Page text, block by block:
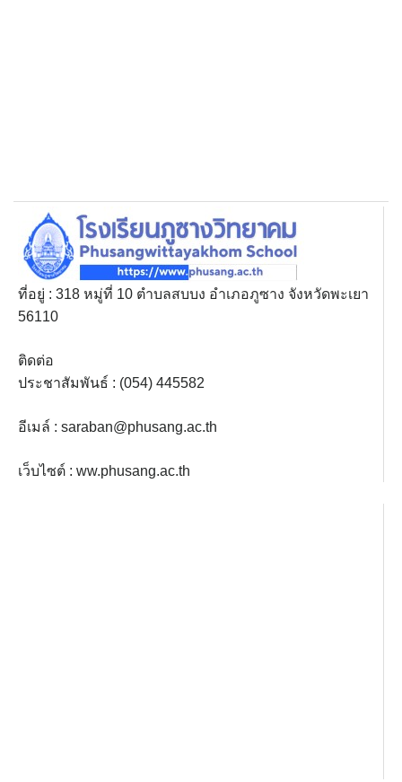
ที่อยู่ : 318 หมู่ที่ 10 ตำบลสบบง อำเภอภูซาง จังหวัดพะเยา
56110
ติดต่อ
ประชาสัมพันธ์ : (054) 445582
อีเมล์ : saraban@phusang.ac.th
เว็บไซต์ : ww.phusang.ac.th